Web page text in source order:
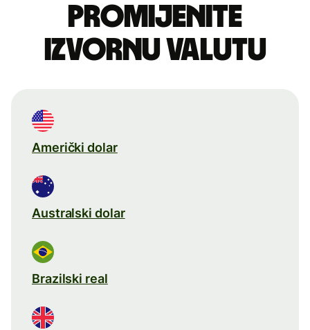
Promijenite
izvornu valutu
Američki dolar
Australski dolar
Brazilski real